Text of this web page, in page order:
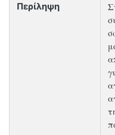
Περίληψη